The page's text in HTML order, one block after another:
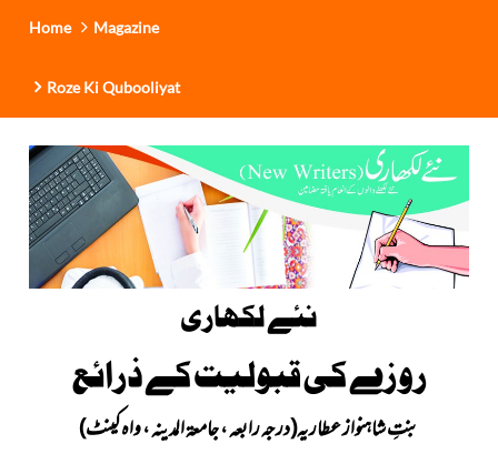
Home Magazine
Roze Ki Qubooliyat
نئے لکھاری
روزے کی قبولیت کے ذرائع
بنتِ شاہنواز عطاریہ(درجہ رابعہ ، جامعۃ المدینہ ، واہ کینٹ)